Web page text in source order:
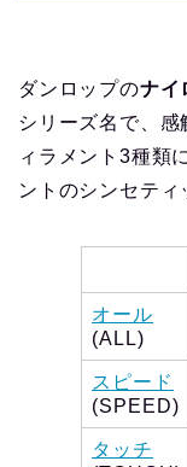
ダンロップのナイ
シリーズ名で、
ィラメント3種類
ントのシンセティ
オール
(ALL)
スピード
(SPEED)
タッチ